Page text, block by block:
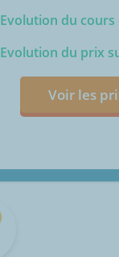
Evolution du cours
Evolution du prix
Voir les